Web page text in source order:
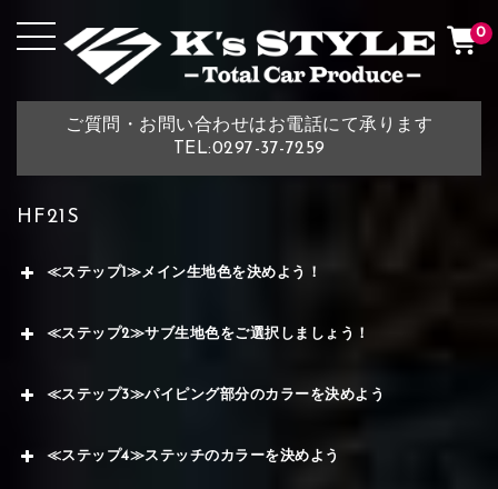
ご質問・お問い合わせはお電話にて承ります
TEL:0297-37-7259
0
HF21S
≪ステップ1≫メイン生地色を決めよう！
≪ステップ2≫サブ生地色をご選択しましょう！
≪ステップ3≫パイピング部分のカラーを決めよう
≪ステップ4≫ステッチのカラーを決めよう